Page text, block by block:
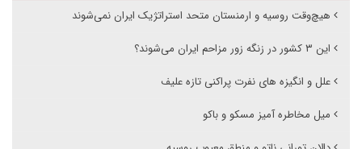
هیچ‌وقت روسیه و ارمنستان متحد استراتژیک ایران نمی‌شوند
این ۳ کشور در زنگه زور مزاحم ایران می‌شوند؟
علل و انگیزه های نفرت پراکنی تازه علیف
میل مخاطره آمیز مسکو و باکو